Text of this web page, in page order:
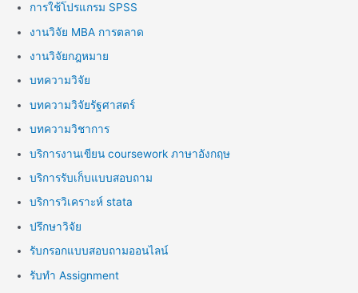
การใช้โปรแกรม SPSS
งานวิจัย MBA การตลาด
งานวิจัยกฎหมาย
บทความวิจัย
บทความวิจัยรัฐศาสตร์
บทความวิชาการ
บริการงานเขียน coursework ภาษาอังกฤษ
บริการรับเก็บแบบสอบถาม
บริการวิเคราะห์ stata
ปรึกษาวิจัย
รับกรอกแบบสอบถามออนไลน์
รับทำ Assignment